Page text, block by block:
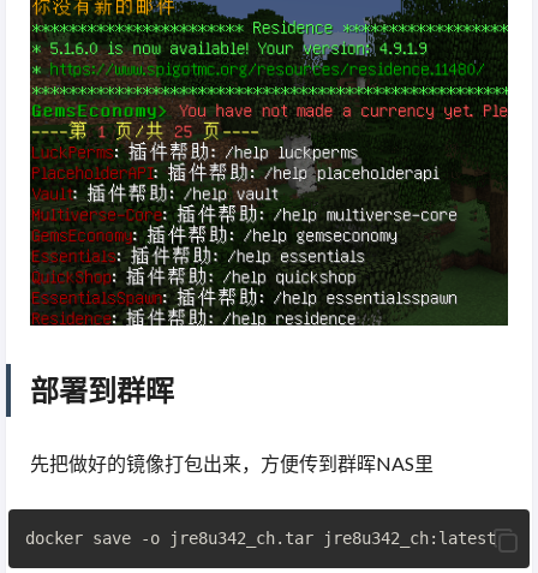
部署到群晖
先把做好的镜像打包出来，方便传到群晖NAS里